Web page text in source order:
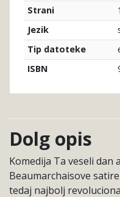
Strani
Jezik
Tip datoteke
ISBN
Dolg opis
Komedija Ta veseli dan
Beaumarchaisove
tedaj najbolj